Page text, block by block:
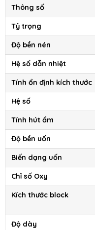
Thông số
Tỷ trọng
Độ bền nén
Hệ số dẫn nhiệt
Tính ổn định kích thước
Hệ số
Tính hút ẩm
Độ bền uốn
Biến dạng uốn
Chỉ số Oxy
Kích thước block
Độ dày